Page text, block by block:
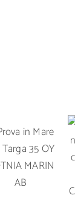
Prova in
Mare del
Targa 35
OY
BOTNIA